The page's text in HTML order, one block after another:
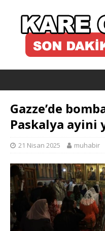
Gazze’de
Paskalya ayini
21 Nisan 2025 muhabir